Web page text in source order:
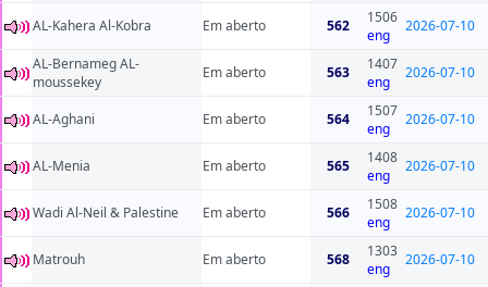
AL-Kahera Al-Kobra Em aberto 562
1506
eng
2026-07-10
AL-Bernameg AL-
moussekey
Em aberto 563
1407
eng
2026-07-10
AL-Aghani Em aberto 564
1507
eng
2026-07-10
AL-Menia Em aberto 565
1408
eng
2026-07-10
Wadi Al-Neil & Palestine Em aberto 566
1508
eng
2026-07-10
Matrouh Em aberto 568
1303
eng
2026-07-10